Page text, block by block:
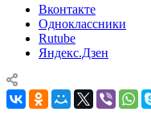
Вконтакте
Одноклассники
Rutube
Яндекс.Дзен